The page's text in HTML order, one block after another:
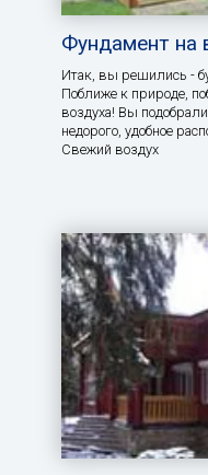
Фундамент на
Итак, вы решились -
Поближе к природе,
воздуха! Вы
недорого, удобное
Свежий воздух